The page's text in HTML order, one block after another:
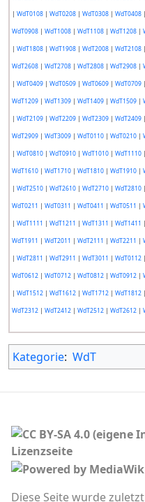
| WdT0108| WdT0208| WdT0308| WdT0408|
WdT0908| WdT1008| WdT1108| WdT1208|
| WdT1808| WdT1908| WdT2008| WdT2108|
WdT2608| WdT2708| WdT2808| WdT2908|
| WdT0409| WdT0509| WdT0609| WdT0709|
WdT1209| WdT1309| WdT1409| WdT1509|
| WdT2109| WdT2209| WdT2309| WdT2409|
WdT2909| WdT3009| WdT0110| WdT0210|
| WdT0810| WdT0910| WdT1010| WdT1110|
WdT1610| WdT1710| WdT1810| WdT1910|
| WdT2510| WdT2610| WdT2710| WdT2810|
WdT0211 | WdT0311 | WdT0411 | WdT0511 |
| WdT1111 | WdT1211 | WdT1311 | WdT1411 |
WdT1911 | WdT2011 | WdT2111 | WdT2211 |
| WdT2811 | WdT2911 | WdT3011 | WdT0112|
WdT0612| WdT0712| WdT0812| WdT0912|
| WdT1512| WdT1612| WdT1712| WdT1812|
WdT2312| WdT2412| WdT2512| WdT2612|
Kategorie: WdT
Diese Seite wurde